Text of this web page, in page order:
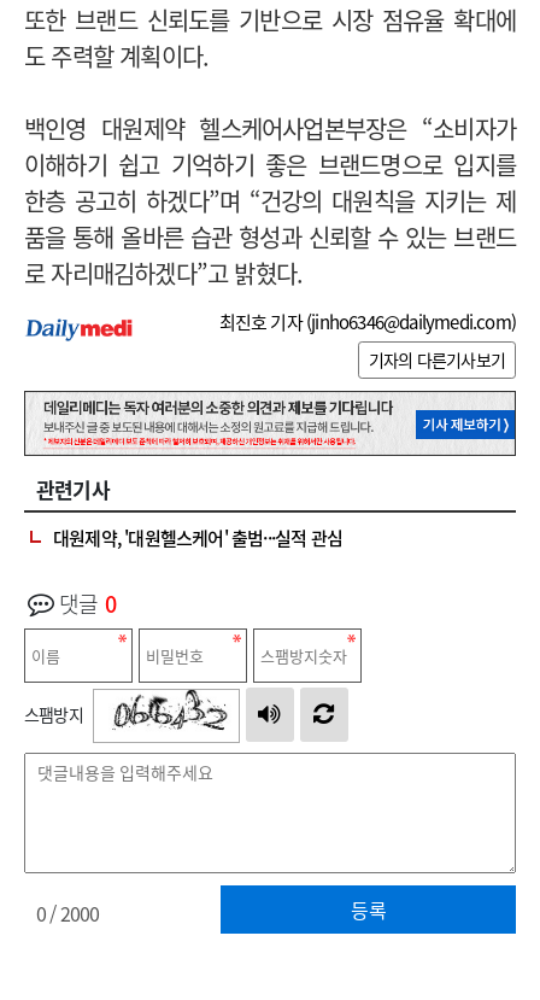
또한 브랜드 신뢰도를 기반으로 시장 점유율 확대에
도 주력할 계획이다.
백인영 대원제약 헬스케어사업본부장은 “소비자가
이해하기 쉽고 기억하기 좋은 브랜드명으로 입지를
한층 공고히 하겠다”며 “건강의 대원칙을 지키는 제
품을 통해 올바른 습관 형성과 신뢰할 수 있는 브랜드
로 자리매김하겠다”고 밝혔다.
최진호 기자 (jinho6346@dailymedi.com)
기자의 다른기사보기
관련기사
대원제약, '대원헬스케어' 출범···실적 관심
댓글 0
스팸방지
등록
0/ 2000